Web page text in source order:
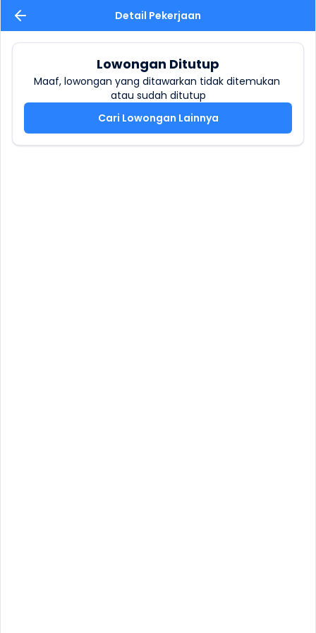
Detail Pekerjaan
Lowongan Ditutup
Maaf, lowongan yang ditawarkan tidak ditemukan
atau sudah ditutup
Cari Lowongan Lainnya